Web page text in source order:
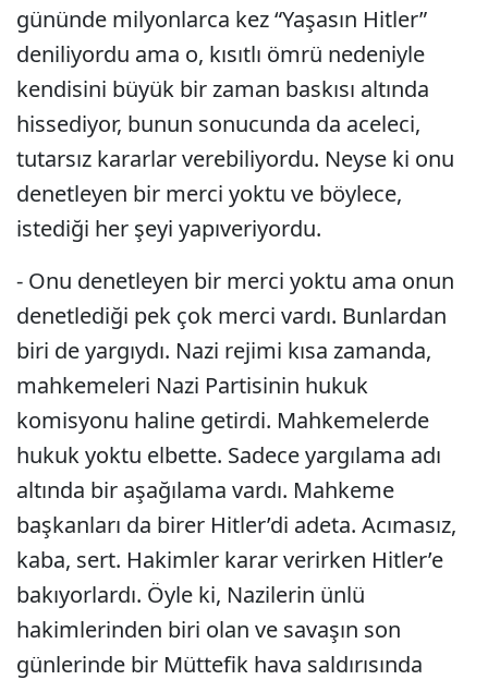
gününde milyonlarca kez “Yaşasın Hitler”
deniliyordu ama o, kısıtlı ömrü nedeniyle
kendisini büyük bir zaman baskısı altında
hissediyor, bunun sonucunda da aceleci,
tutarsız kararlar verebiliyordu. Neyse ki onu
denetleyen bir merci yoktu ve böylece,
istediği her şeyi yapıveriyordu.
- Onu denetleyen bir merci yoktu ama onun
denetlediği pek çok merci vardı. Bunlardan
biri de yargıydı. Nazi rejimi kısa zamanda,
mahkemeleri Nazi Partisinin hukuk
komisyonu haline getirdi. Mahkemelerde
hukuk yoktu elbette. Sadece yargılama adı
altında bir aşağılama vardı. Mahkeme
başkanları da birer Hitler’di adeta. Acımasız,
kaba, sert. Hakimler karar verirken Hitler’e
bakıyorlardı. Öyle ki, Nazilerin ünlü
hakimlerinden biri olan ve savaşın son
günlerinde bir Müttefik hava saldırısında